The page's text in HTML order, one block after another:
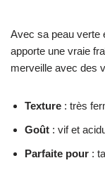
Avec sa peau verte
apporte une vraie
merveille avec des
Texture : très
Goût : vif et
Parfaite pour :